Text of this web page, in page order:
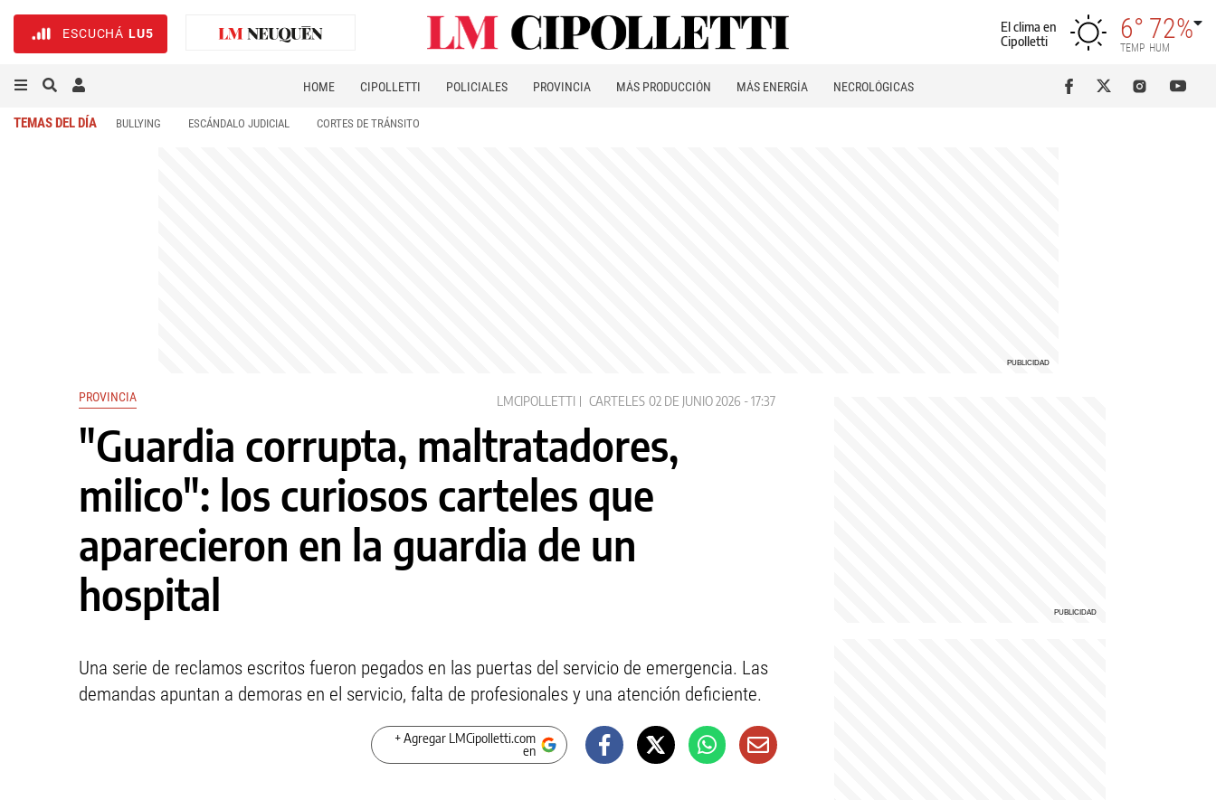
ESCUCHÁ LU5
El clima en
Cipolletti
6°
TEMP
72%
HUM
HOME CIPOLLETTI POLICIALES PROVINCIA MÁS PRODUCCIÓN MÁS ENERGÍA NECROLÓGICAS
TEMAS DEL DÍA BULLYING ESCÁNDALO JUDICIAL CORTES DE TRÁNSITO
PROVINCIA LMCIPOLLETTI CARTELES 02 DE JUNIO 2026 - 17:37
"Guardia corrupta, maltratadores,
milico": los curiosos carteles que
aparecieron en la guardia de un
hospital
Una serie de reclamos escritos fueron pegados en las puertas del servicio de emergencia. Las
demandas apuntan a demoras en el servicio, falta de profesionales y una atención deficiente.
+ Agregar LMCipolletti.com
en